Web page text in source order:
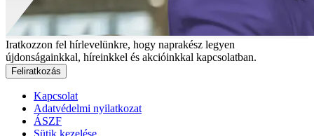
Iratkozzon fel hírlevelünkre, hogy naprakész legyen
újdonságainkkal, híreinkkel és akcióinkkal kapcsolatban.
Feliratkozás
Kapcsolat
Adatvédelmi nyilatkozat
ÁSZF
Sütik kezelése